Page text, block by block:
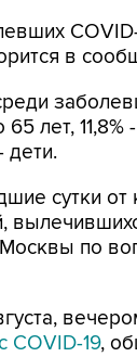
в
65 лет,
дети.
сутки от
по
COVID-19,